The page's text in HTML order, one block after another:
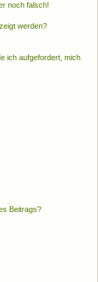
noch falsch!
werden?
ich aufgefordert, mich
Beitrags?